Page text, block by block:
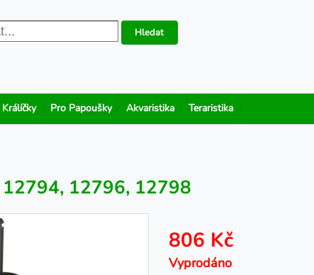
Hledat
Pro Papoušky Akvaristika Teraristika
12796, 12798
806 Kč
Vyprodáno